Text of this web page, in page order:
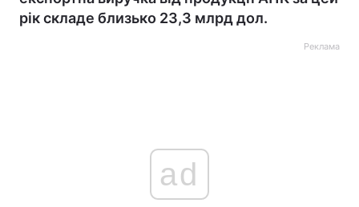
рік складе близько 23,3 млрд дол.
Реклама
ad